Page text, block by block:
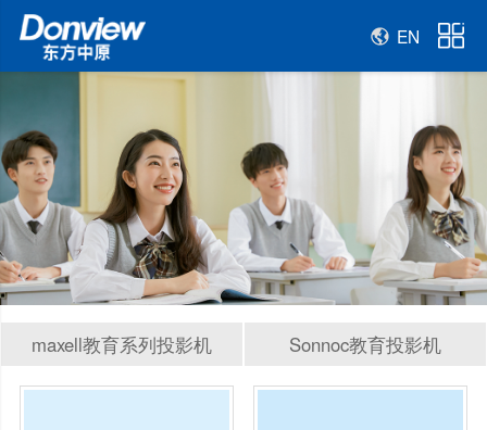
EN
maxell教育系列投影机 Sonnoc教育投影机